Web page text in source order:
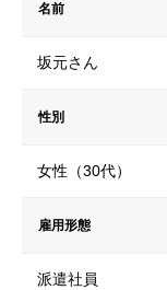
名前
坂元さん
性別
女性（30代）
雇用形態
派遣社員